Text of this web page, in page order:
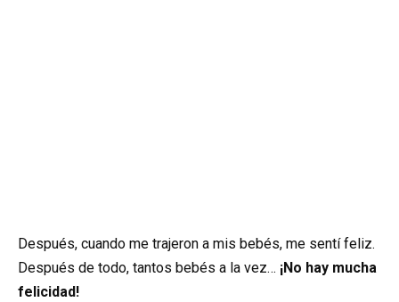
Después, cuando me trajeron a mis bebés, me sentí feliz.
Después de todo, tantos bebés a la vez… ¡No hay mucha
felicidad!